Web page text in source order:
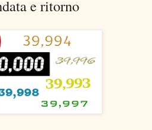
e ritorno